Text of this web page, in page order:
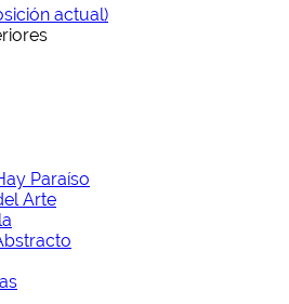
actual)
Paraíso
Arte